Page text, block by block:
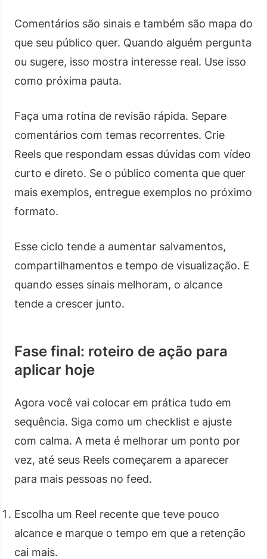
Comentários são sinais e também são mapa do
que seu público quer. Quando alguém pergunta
ou sugere, isso mostra interesse real. Use isso
como próxima pauta.
Faça uma rotina de revisão rápida. Separe
comentários com temas recorrentes. Crie
Reels que respondam essas dúvidas com vídeo
curto e direto. Se o público comenta que quer
mais exemplos, entregue exemplos no próximo
formato.
Esse ciclo tende a aumentar salvamentos,
compartilhamentos e tempo de visualização. E
quando esses sinais melhoram, o alcance
tende a crescer junto.
Fase final: roteiro de ação para
aplicar hoje
Agora você vai colocar em prática tudo em
sequência. Siga como um checklist e ajuste
com calma. A meta é melhorar um ponto por
vez, até seus Reels começarem a aparecer
para mais pessoas no feed.
Escolha um Reel recente que teve pouco
alcance e marque o tempo em que a retenção
cai mais.